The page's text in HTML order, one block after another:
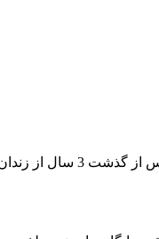
این فیلم داستان یک پسر جوان را روایت